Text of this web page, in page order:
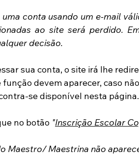
uma conta usando um e-mail
ao site será perdido.
decisão.
sua conta, o site irá lhe
devem aparecer, caso
se disponível nesta página.
no botão "Inscrição Escolar
Maestro/ Maestrina não